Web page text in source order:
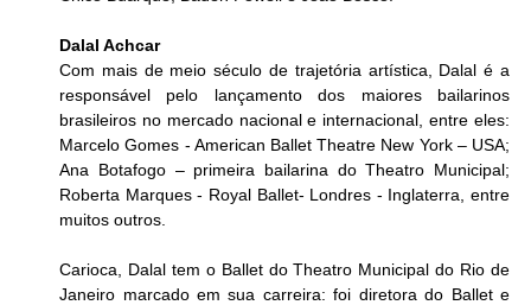
Dalal Achcar
Com mais de meio século de trajetória artística, Dalal é a
responsável pelo lançamento dos maiores bailarinos
brasileiros no mercado nacional e internacional, entre eles:
Marcelo Gomes - American Ballet Theatre New York – USA;
Ana Botafogo – primeira bailarina do Theatro Municipal;
Roberta Marques - Royal Ballet- Londres - Inglaterra, entre
muitos outros.
Carioca, Dalal tem o Ballet do Theatro Municipal do Rio de
Janeiro marcado em sua carreira: foi diretora do Ballet e